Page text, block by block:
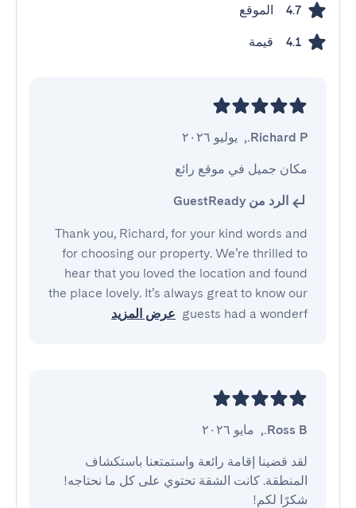
4.7 الموقع
4.1 قيمة
Richard P.
, يوليو ٢٠٢٦
مكان جميل في موقع رائع
الرد من GuestReady
Thank you, Richard, for your kind words and
for choosing our property. We’re thrilled to
hear that you loved the location and found
the place lovely. It’s always great to know our
guests had a wonderf عرض المزيد
Ross B.
, مايو ٢٠٢٦
شكرًا لكم!